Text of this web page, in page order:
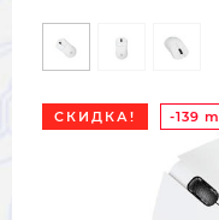
СКИДКА! -139 m